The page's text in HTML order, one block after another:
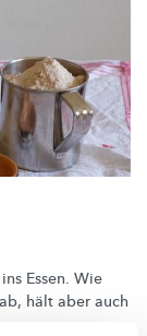
Essen. Wie
hält aber auch